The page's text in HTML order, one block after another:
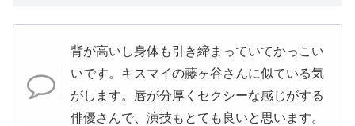
背が高いし身体も引き締まっていてかっこい
いです。キスマイの藤ヶ谷さんに似ている気
がします。唇が分厚くセクシーな感じがする
俳優さんで、演技もとても良いと思います。